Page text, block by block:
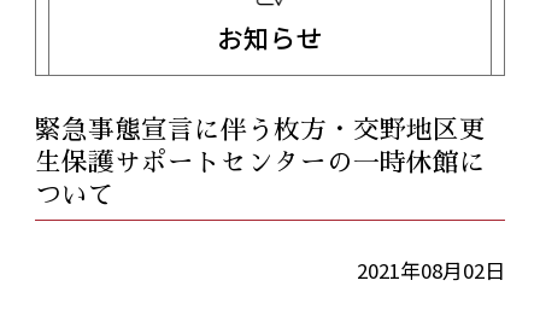
お知らせ
緊急事態宣言に伴う枚方・交野地区更
生保護サポートセンターの一時休館に
ついて
2021年08月02日